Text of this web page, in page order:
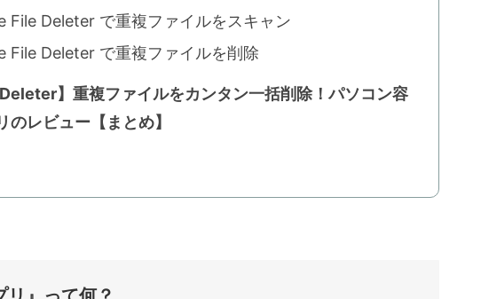
File Deleter で重複ファイルをスキャン
File Deleter で重複ファイルを削除
】重複ファイルをカンタン一括削除！パソコン容
レビュー【まとめ】